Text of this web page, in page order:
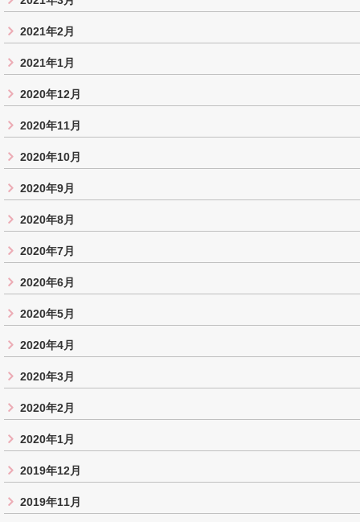
2021年2月
2021年1月
2020年12月
2020年11月
2020年10月
2020年9月
2020年8月
2020年7月
2020年6月
2020年5月
2020年4月
2020年3月
2020年2月
2020年1月
2019年12月
2019年11月